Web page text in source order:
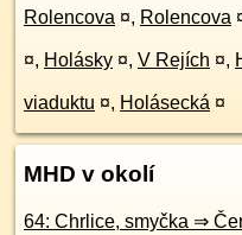
Rolencova ¤, Rolencova
¤, Holásky ¤, V Rejích ¤,
viaduktu ¤, Holásecká ¤
MHD v okolí
64: Chrlice, smyčka ⇒